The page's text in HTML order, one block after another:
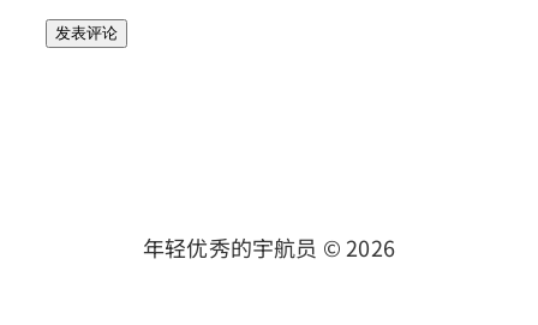
年轻优秀的宇航员 © 2026